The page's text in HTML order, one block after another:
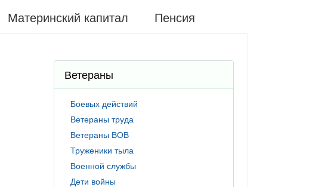
Материнский капитал Пенсия
Ветераны
Боевых действий
Ветераны труда
Ветераны ВОВ
Труженики тыла
Военной службы
Дети войны